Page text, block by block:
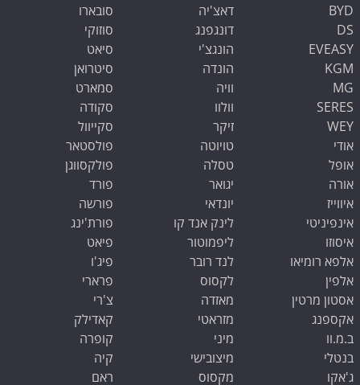
BYD
DS
EVEASY
KGM
MG
SERES
WEY
אודי
אופל
אורה
איווייז
אינפיניטי
איסוזו
אלפא רומיאו
אלפין
אסטון מרטין
אקספנג
ב.מ.וו
בנטלי
ג'אקו
דאצ'יה
דונגפנג
הונגצ'י
הונדה
וויה
וולוו
זיקר
טויוטה
טסלה
יגואר
יונדאי
לינק אנד קו
ליפמוטור
לנד רובר
לקסוס
מאזדה
מזראטי
מיני
מיצובישי
מקסוס
סובארו
סוזוקי
סיאט
סיטרואן
סמארט
סקודה
סקייוול
פולסטאר
פולקסווגן
פורד
פורשה
פורת'ינג
פיאט
פיג'ו
פרארי
צ'רי
קאדילק
קופרה
קיה
ראם
שלום 👋 אני
הצ'אטבוט של האתר!
צריך עזרה? התחל